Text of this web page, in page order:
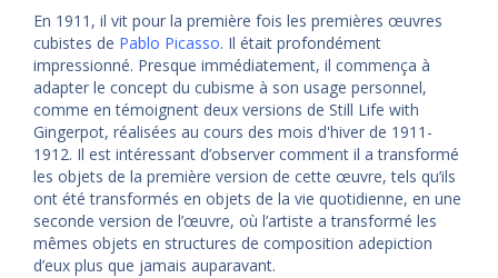
En 1911, il vit pour la première fois les premières œuvres
cubistes de Pablo Picasso. Il était profondément
impressionné. Presque immédiatement, il commença à
adapter le concept du cubisme à son usage personnel,
comme en témoignent deux versions de Still Life with
Gingerpot, réalisées au cours des mois d'hiver de 1911-
1912. Il est intéressant d’observer comment il a transformé
les objets de la première version de cette œuvre, tels qu’ils
ont été transformés en objets de la vie quotidienne, en une
seconde version de l’œuvre, où l’artiste a transformé les
mêmes objets en structures de composition adepiction
d’eux plus que jamais auparavant.